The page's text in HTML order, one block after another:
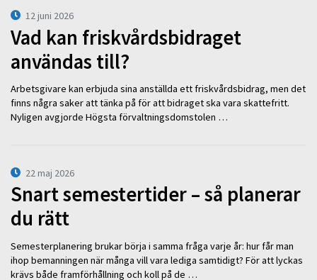
12 juni 2026
Vad kan friskvårdsbidraget
användas till?
Arbetsgivare kan erbjuda sina anställda ett friskvårdsbidrag, men det
finns några saker att tänka på för att bidraget ska vara skattefritt.
Nyligen avgjorde Högsta förvaltningsdomstolen …
22 maj 2026
Snart semestertider – så planerar
du rätt
Semesterplanering brukar börja i samma fråga varje år: hur får man
ihop bemanningen när många vill vara lediga samtidigt? För att lyckas
krävs både framförhållning och koll på de …